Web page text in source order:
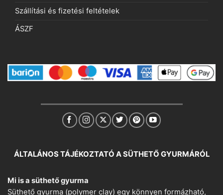
Szállítási és fizetési feltételek
ÁSZF
ÁLTALÁNOS TÁJÉKOZTATÓ A SÜTHETŐ GYURMÁRÓL
Mi is a süthető gyurma
Süthető gyurma (polymer clay) egy könnyen formázható,